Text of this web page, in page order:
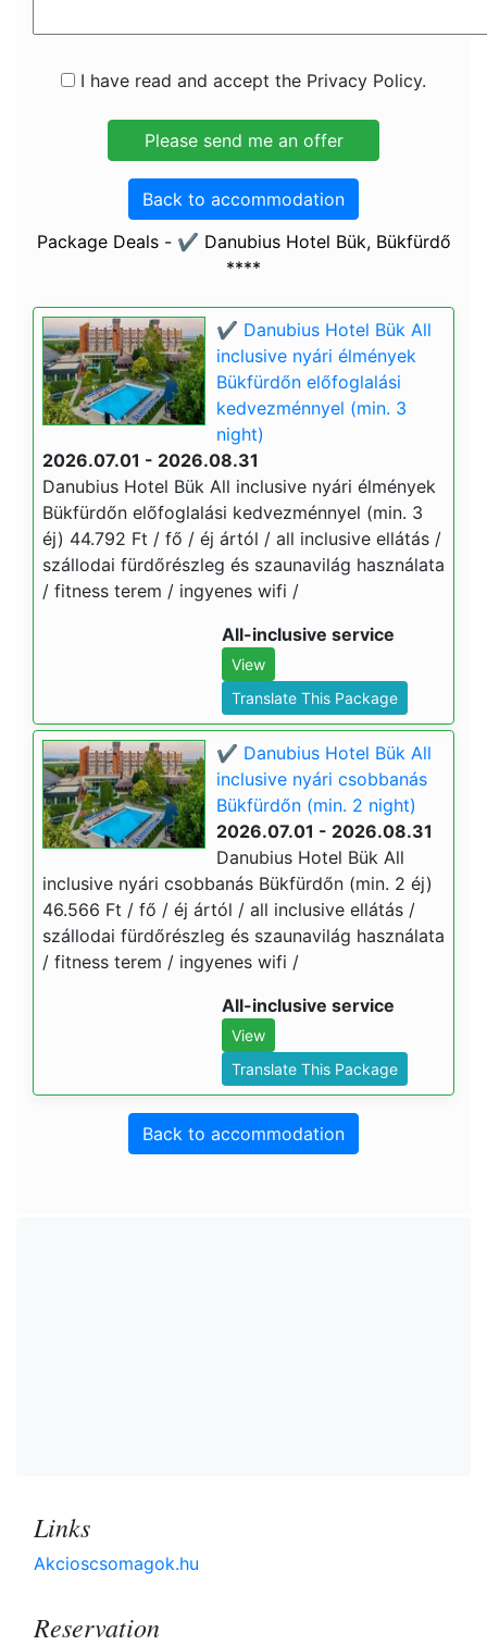
I have read and accept the Privacy Policy.
Back to accommodation
Package Deals - ✔️ Danubius Hotel Bük, Bükfürdő
****
✔️ Danubius Hotel Bük All
inclusive nyári élmények
Bükfürdőn előfoglalási
kedvezménnyel (min. 3
night)
2026.07.01 - 2026.08.31
Danubius Hotel Bük All inclusive nyári élmények
Bükfürdőn előfoglalási kedvezménnyel (min. 3
éj) 44.792 Ft / fő / éj ártól / all inclusive ellátás /
szállodai fürdőrészleg és szaunavilág használata
/ fitness terem / ingyenes wifi /
All-inclusive service
View
Translate This Package
✔️ Danubius Hotel Bük All
inclusive nyári csobbanás
Bükfürdőn (min. 2 night)
2026.07.01 - 2026.08.31
Danubius Hotel Bük All
inclusive nyári csobbanás Bükfürdőn (min. 2 éj)
46.566 Ft / fő / éj ártól / all inclusive ellátás /
szállodai fürdőrészleg és szaunavilág használata
/ fitness terem / ingyenes wifi /
All-inclusive service
View
Translate This Package
Back to accommodation
Links
Akcioscsomagok.hu
Reservation